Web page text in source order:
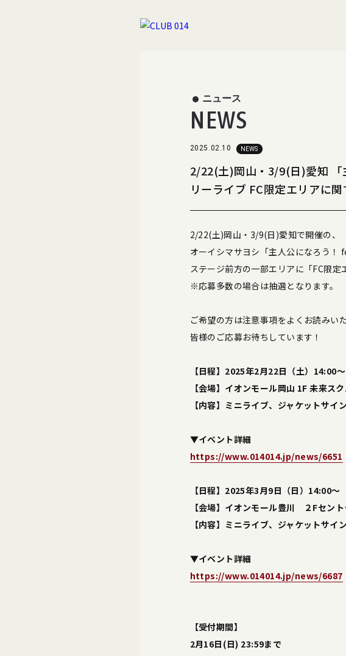
NEWS
ニュース
2025.02.10 NEWS
2/22(土)岡山・3/9(日)愛知 「
リーライブ FC限定エリアに
2/22(土)岡山・3/9(日)愛知で開催の、
オーイシマサヨシ「主人公になろう！
ステージ前方の一部エリアに「FC限定
※応募多数の場合は抽選となります。
ご希望の方は注意事項をよくお読みい
皆様のご応募お待ちしています！
【日程】2025年2月22日（土）14:00～
【会場】イオンモール岡山 1F 未来ス
【内容】ミニライブ、ジャケットサイ
▼イベント詳細
https://www.014014.jp/news/6651
【日程】2025年3月9日（日）14:00～
【会場】イオンモール豊川 ２Fセン
【内容】ミニライブ、ジャケットサイ
▼イベント詳細
https://www.014014.jp/news/6687
【受付期間】
2月16日(日) 23:59まで